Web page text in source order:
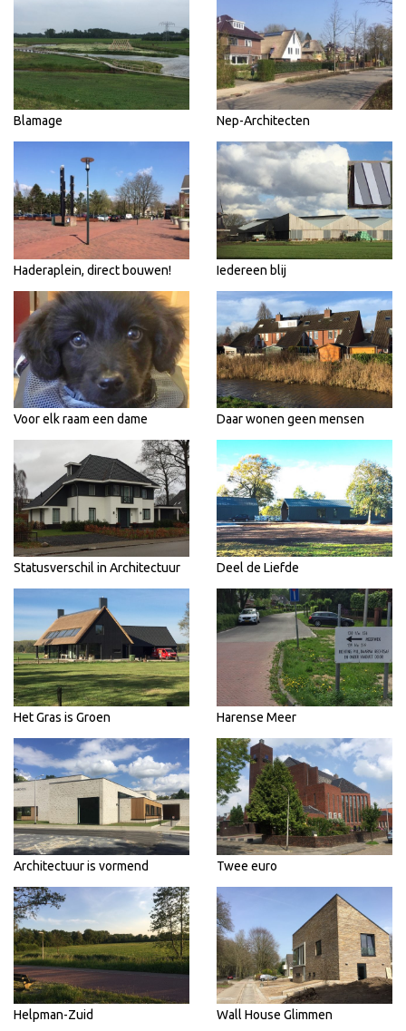
Blamage Nep-Architecten
Haderaplein, direct bouwen! Iedereen blij
Voor elk raam een dame Daar wonen geen mensen
Statusverschil in Architectuur Deel de Liefde
Het Gras is Groen Harense Meer
Architectuur is vormend Twee euro
Helpman-Zuid Wall House Glimmen